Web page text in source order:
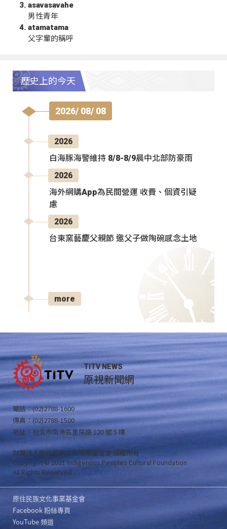
asavasavahe
男性青年
atamatama
父字輩的稱呼
歷史上的今天
2026/ 08/ 08
2026
白海豚海警維持 8/8-8/9晨中北部防豪雨
2026
海外網購App為民間營運 收費、個資引疑
慮
2026
台東窯藝慶父親節 邀父子做陶碗感念土地
more
TITV NEWS
原視新聞網
電話：(02)2788-1600
傳真：(02)2788-1500
地址：台北市南港區重陽路 120 號 5 樓
財團法人原住民族文化事業基金會 版權所有
Copyright © 2021 Indigenous Peoples Cultural Foundation
All Rights Reserved .
原住民族文化事業基金會
Facebook 粉絲專頁
YouTube 頻道